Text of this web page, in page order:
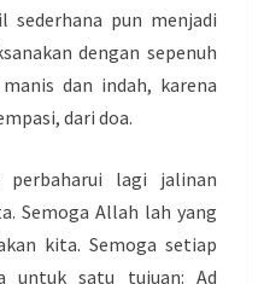
sederhana pun menjadi
dengan sepenuh
dan indah, karena
dari doa.
perbaharui lagi jalinan
Semoga Allah lah yang
kita. Semoga setiap
untuk satu tujuan: Ad